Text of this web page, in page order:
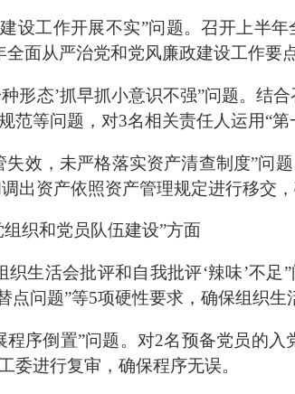
设工作开展不实”问题。召开上半
全面从严治党和党风廉政建设工作要
形态’抓早抓小意识不强”问题。结合
范等问题，对3名相关责任人运用“第
失效，未严格落实资产清查制度”问题
出资产依照资产管理规定进行移交，
织和党员队伍建设”方面
织生活会批评和自我批评‘辣味’不足”
点问题”等5项硬性要求，确保组织生
程序倒置”问题。对2名预备党员的入
委进行复审，确保程序无误。